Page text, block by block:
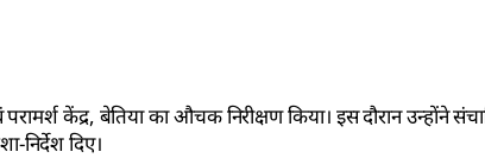
केंद्र, बेतिया का औचक निरीक्षण किया। इस दौरान उन्होंने
निर्देश दिए।